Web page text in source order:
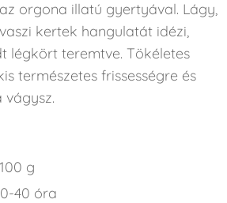
orgona illatú gyertyával. Lágy,
kertek hangulatát idézi,
légkört teremtve. Tökéletes
természetes frissességre és
g
40 óra